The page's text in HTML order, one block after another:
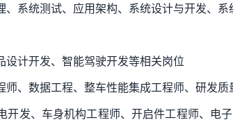
、系统测试、应用架构、系统设计与开发、
设计开发、智能驾驶开发等相关岗位
师、数据工程、整车性能集成工程师、研发
开发、车身机构工程师、开启件工程师、电